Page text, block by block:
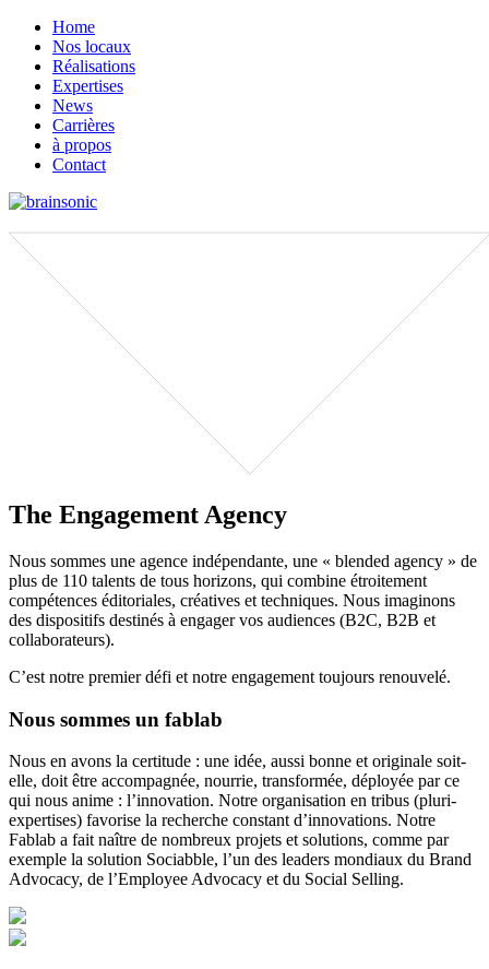
Home
Nos locaux
Réalisations
Expertises
News
Carrières
à propos
Contact
The Engagement Agency
Nous sommes une agence indépendante, une « blended agency » de
plus de 110 talents de tous horizons, qui combine étroitement
compétences éditoriales, créatives et techniques. Nous imaginons
des dispositifs destinés à engager vos audiences (B2C, B2B et
collaborateurs).
C’est notre premier défi et notre engagement toujours renouvelé.
Nous sommes un fablab
Nous en avons la certitude : une idée, aussi bonne et originale soit-
elle, doit être accompagnée, nourrie, transformée, déployée par ce
qui nous anime : l’innovation. Notre organisation en tribus (pluri-
expertises) favorise la recherche constant d’innovations. Notre
Fablab a fait naître de nombreux projets et solutions, comme par
exemple la solution Sociabble, l’un des leaders mondiaux du Brand
Advocacy, de l’Employee Advocacy et du Social Selling.